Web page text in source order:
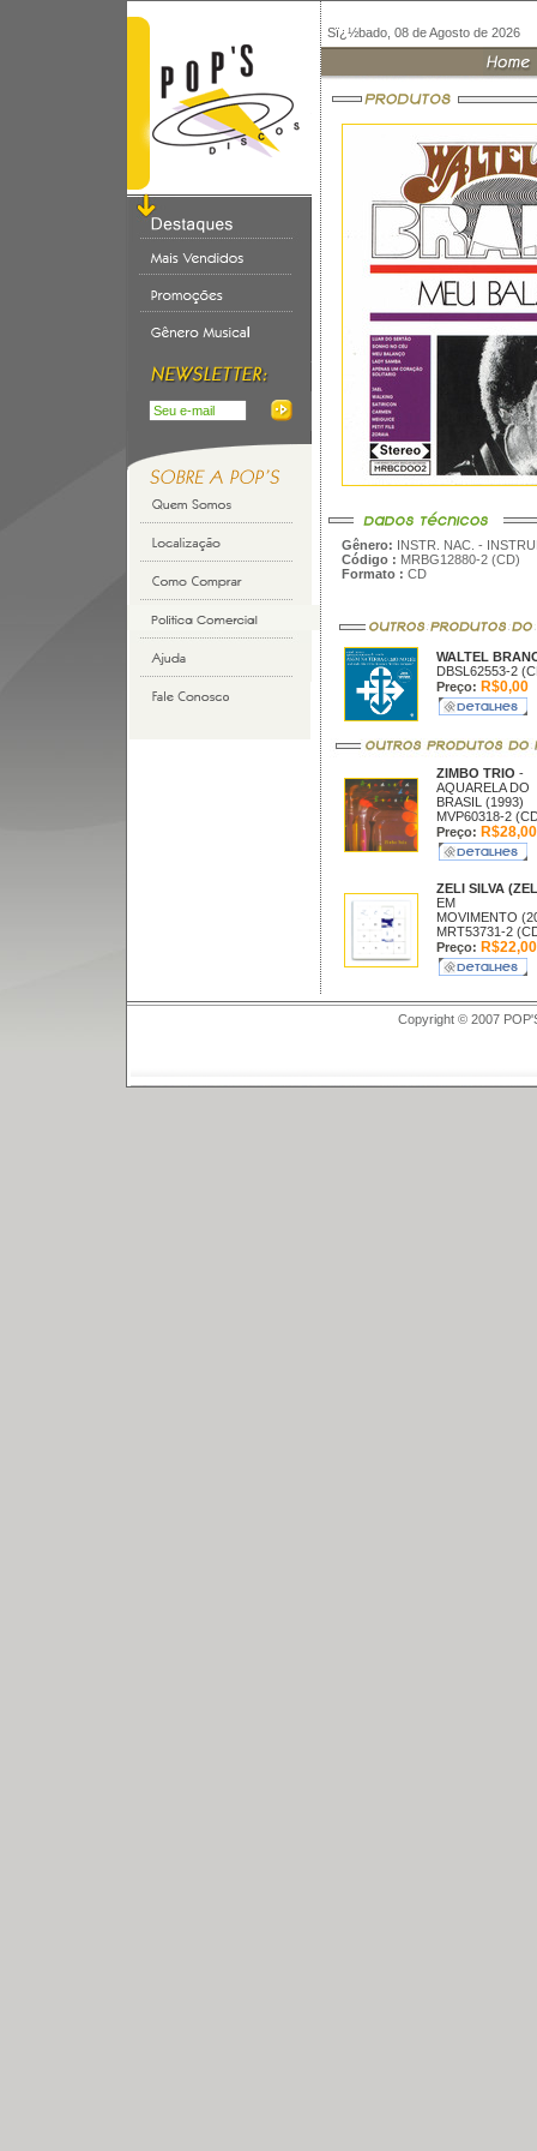
Sï¿½bado, 08 de Agosto de 2026
Gênero: INSTR. NAC. -
Código : MRBG12880-2 (CD)
Formato : CD
WALTEL
DBSL62553-2
Preço: R$0,00
ZIMBO TRIO -
AQUARELA DO
BRASIL (1993)
MVP60318-2
Preço: R$28,00
ZELI SILVA
EM
MOVIMENTO
MRT53731-2
Preço: R$22,00
Copyright © 2007